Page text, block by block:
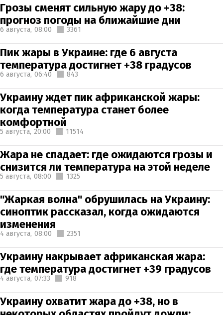
Грозы сменят сильную жару до +38:
прогноз погоды на ближайшие дни
6 августа, 08:00 3361
Пик жары в Украине: где 6 августа
температура достигнет +38 градусов
6 августа, 06:40 843
Украину ждет пик африканской жары:
когда температура станет более
комфортной
5 августа, 20:00 11514
Жара не спадает: где ожидаются грозы и
снизится ли температура на этой неделе
5 августа, 08:00 1325
"Жаркая волна" обрушилась на Украину:
синоптик рассказал, когда ожидаются
изменения
4 августа, 08:00 2351
Украину накрывает африканская жара:
где температура достигнет +39 градусов
4 августа, 07:33 918
Украину охватит жара до +38, но в